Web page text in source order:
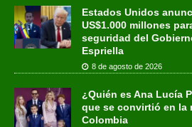
Estados Unidos
US$1.000 millones
seguridad del
Espriella
8 de agosto de 2026
¿Quién es Ana Lucía
que se convirtió en la
Colombia